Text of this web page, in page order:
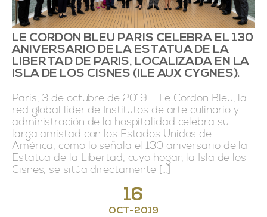
16
OCT-2019
LE CORDON BLEU PARIS CELEBRA EL 130
ANIVERSARIO DE LA ESTATUA DE LA
LIBERTAD DE PARIS, LOCALIZADA EN LA
ISLA DE LOS CISNES (ILE AUX CYGNES).
Paris, 3 de octubre de 2019 – Le Cordon Bleu, la
red global líder de Institutos de arte culinario y
administración de la hospitalidad celebra su
larga amistad con los Estados Unidos de
América, como lo señala el 130 aniversario de la
Estatua de la Libertad, cuyo hogar, la Isla de los
Cisnes, se sitúa directamente […]